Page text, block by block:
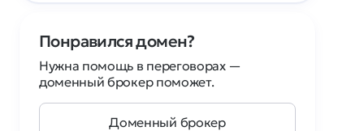
Понравился домен?
Нужна помощь в переговорах —
доменный брокер поможет.
Доменный брокер